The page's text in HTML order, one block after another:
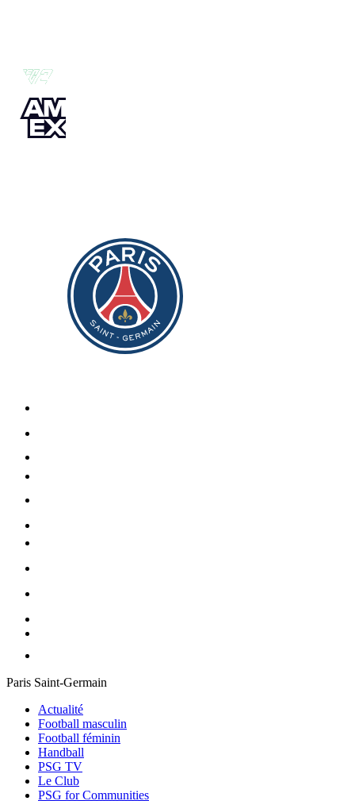
Paris Saint-Germain
Actualité
Football masculin
Football féminin
Handball
PSG TV
Le Club
PSG for Communities